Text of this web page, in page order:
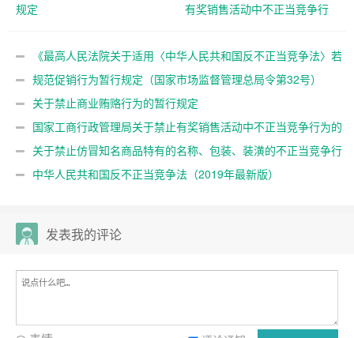
规定
有奖销售活动中不正当竞争行
《最高人民法院关于适用〈中华人民共和国反不正当竞争法〉若
干问题的解释》
规范促销行为暂行规定（国家市场监督管理总局令第32号）
关于禁止商业贿赂行为的暂行规定
国家工商行政管理局关于禁止有奖销售活动中不正当竞争行为的
若干规定
关于禁止仿冒知名商品特有的名称、包装、装潢的不正当竞争行
为的若干规定
中华人民共和国反不正当竞争法（2019年最新版）
发表我的评论